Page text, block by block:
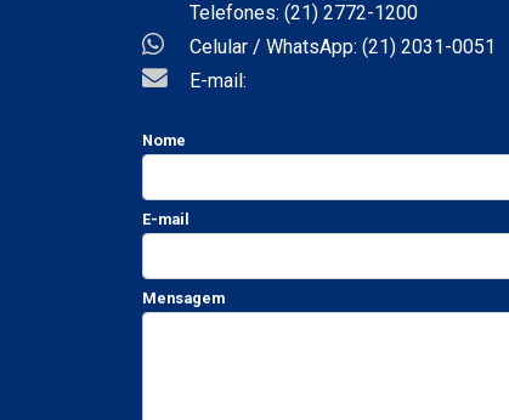
Telefones: (21) 2772-1200
Celular / WhatsApp: (21) 2031-0051
E-mail:
Nome
E-mail
Mensagem